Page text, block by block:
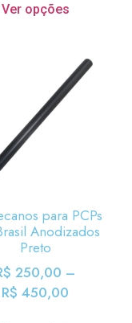
Ver opções
para PCPs
Anodizados
Preto
250,00 –
R$ 450,00